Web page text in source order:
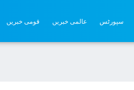
قومی خبریں عالمی خبریں سپورٹس